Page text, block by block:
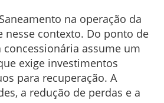
na operação da
nesse contexto. Do ponto de
assume um
exige investimentos
para recuperação. A
a redução de perdas e a